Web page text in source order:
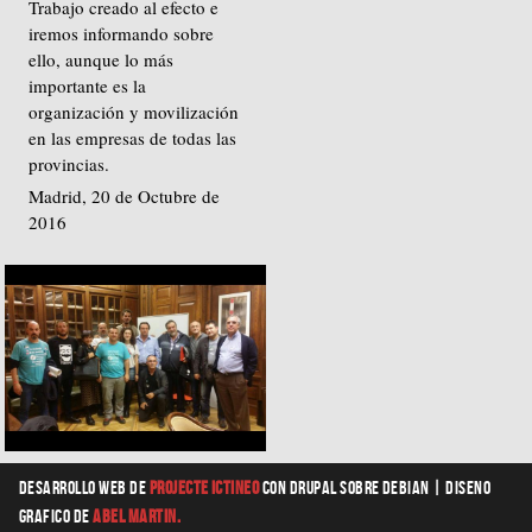
Trabajo creado al efecto e
iremos informando sobre
ello, aunque lo más
importante es la
organización y movilización
en las empresas de todas las
provincias.
Madrid, 20 de Octubre de
2016
Desarrollo web de Projecte Ictineocon Drupal sobre Debian |diseno
graficodeAbel Martin.